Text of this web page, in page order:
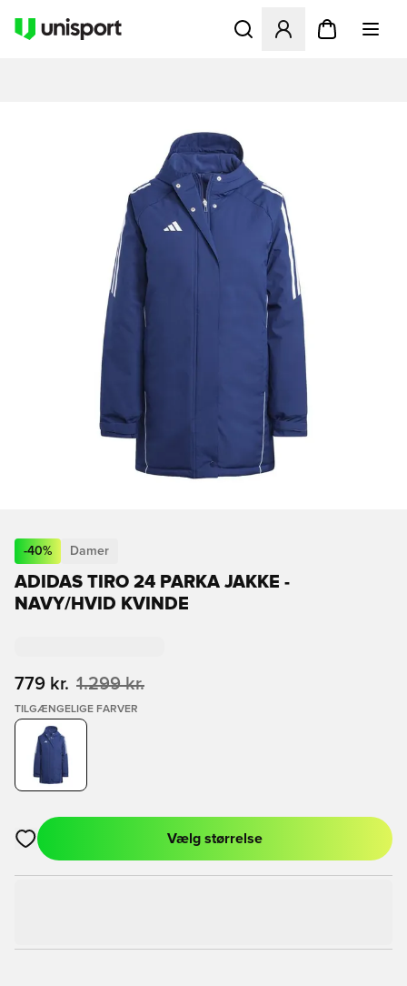
Åbner en Modal til at
-40% Damer
ADIDAS TIRO 24 PARKA JAKKE -
NAVY/HVID KVINDE
779 kr. 1.299 kr.
TILGÆNGELIGE FARVER
Åbner en Modal til at logge ind eller tilmelde dig som medlem
Vælg størrelse